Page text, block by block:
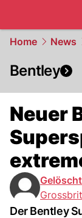
Home News
Bentley
Neuer
Der Bentley